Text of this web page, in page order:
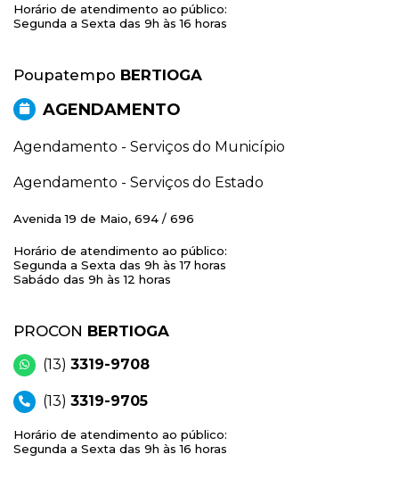
Horário de atendimento ao público:
Segunda a Sexta das 9h às 16 horas
Poupatempo BERTIOGA
AGENDAMENTO
Agendamento - Serviços do Município
Agendamento - Serviços do Estado
Avenida 19 de Maio, 694 / 696
Horário de atendimento ao público:
Segunda a Sexta das 9h às 17 horas
Sabádo das 9h às 12 horas
PROCON BERTIOGA
(13) 3319-9708
(13) 3319-9705
Horário de atendimento ao público:
Segunda a Sexta das 9h às 16 horas